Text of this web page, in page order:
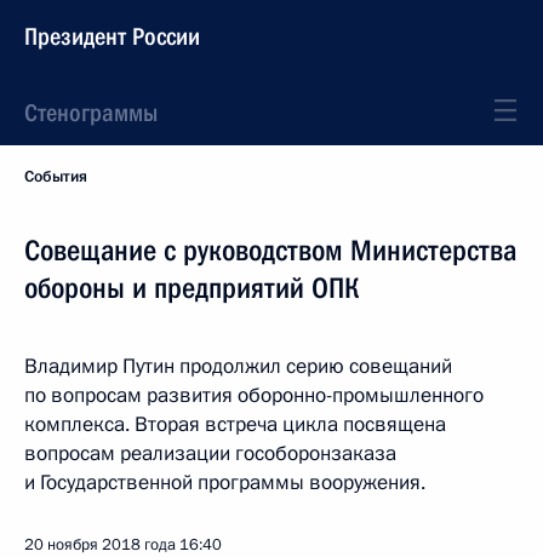
Президент России
Стенограммы
События
Совещание с руководством Министерства
обороны и предприятий ОПК
Владимир Путин продолжил серию совещаний
по вопросам развития оборонно-промышленного
комплекса. Вторая встреча цикла посвящена
вопросам реализации гособоронзаказа
и Государственной программы вооружения.
20 ноября 2018 года 16:40